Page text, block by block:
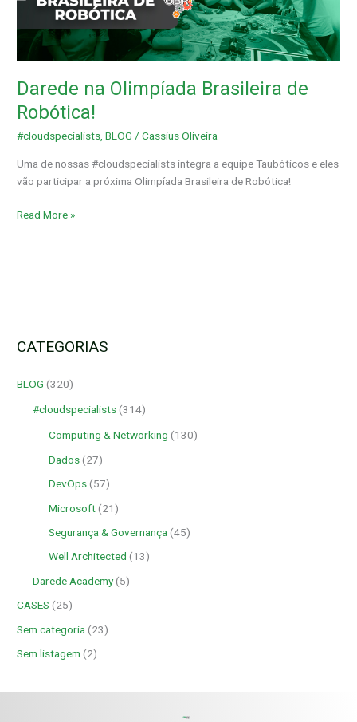
Darede na Olimpíada Brasileira de
Robótica!
#cloudspecialists ,BLOG /Cassius Oliveira
Uma de nossas #cloudspecialists integra a equipe Taubóticos e eles
vão participar a próxima Olimpíada Brasileira de Robótica!
Robótica!
Read More »
CATEGORIAS
BLOG (320)
#cloudspecialists (314)
Computing & Networking (130)
Dados (27)
DevOps (57)
Microsoft (21)
Segurança & Governança (45)
Well Architected (13)
Darede Academy(5)
CASES (25)
Sem categoria (23)
Sem listagem (2)